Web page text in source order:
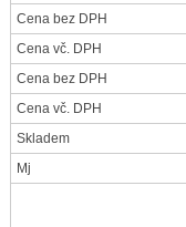
Cena bez DPH
Cena vč. DPH
Cena bez DPH
Cena vč. DPH
Skladem
Mj